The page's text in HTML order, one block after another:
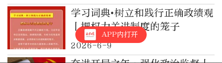
学习词典•树立和践行正确政绩观
丨把权力关进制度的笼子
2026-6-9
APP内打开